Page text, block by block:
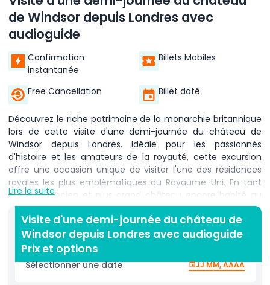
de Windsor depuis Londres avec
audioguide
Confirmation
instantanée
Billets Mobiles
Free Cancellation Billet daté
Découvrez le riche patrimoine de la monarchie britannique
lors de cette visite d'une demi-journée du château de
Windsor depuis Londres. Idéale pour les passionnés
d'histoire et les amateurs de la royauté, cette excursion
offre une occasion unique de visiter l'une des résidences
royales les plus emblématiques du Royaume-Uni. En tant
que plus ancien et plus grand château encore habité au
monde, le château de Windsor abrite des rois et reines
britanniques depuis plus de 900 ans et reste aujourd'hui
une résidence officielle de la famille royale. Explorez les
somptueux Appartements d'État, ornés d'œuvres d'art
inestimables de maîtres tels que Rembrandt et Léonard de
Vinci. Pénétrez dans la magnifique chapelle Saint-Georges,
Lire la suite
Visite d'une demi-journée du château de
Windsor depuis Londres avec audioguide
Prix et options
Sélectionner une date JJ MM, AAAA